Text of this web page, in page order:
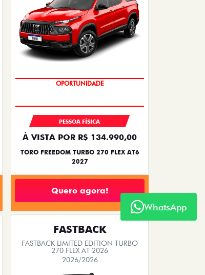
PESSOA FÍSICA
À VISTA POR R$ 134.990,00
TORO FREEDOM TURBO 270 FLEX AT6
2027
Quero agora!
FASTBACK
FASTBACK LIMITED EDITION TURBO
270 FLEX AT 2026
2026/2026
WhatsApp